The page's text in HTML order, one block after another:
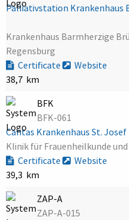
Palliativstation Krankenhaus
Krankenhaus Barmherzige
Regensburg
Certificate
Website
38,7 km
BFK
BFK-061
Caritas Krankenhaus St.
Klinik für Frauenheilkunde
Certificate
Website
39,3 km
ZAP-A
ZAP-A-015